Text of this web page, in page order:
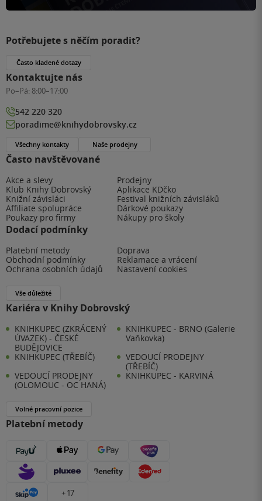
Často navštěvované
Akce a slevy
Prodejny
Klub Knihy Dobrovský
Aplikace KDčko
Knižní závisláci
Festival knižních závisláků
Affiliate spolupráce
Dárkové poukazy
Poukazy pro firmy
Nákupy pro školy
Dodací podmínky
Platební metody
Doprava
Obchodní podmínky
Reklamace a vrácení
Ochrana osobních údajů
Nastavení cookies
Vše důležité
Kariéra v Knihy Dobrovský
KNIHKUPEC (ZKRÁCENÝ
ÚVAZEK) - ČESKÉ
BUDĚJOVICE
KNIHKUPEC - BRNO (Galerie
Vaňkovka)
KNIHKUPEC (TŘEBÍČ)
VEDOUCÍ PRODEJNY
(TŘEBÍČ)
VEDOUCÍ PRODEJNY
(OLOMOUC - OC HANÁ)
KNIHKUPEC - KARVINÁ
Volné pracovní pozice
Platební metody
+ 17
Potřebujete s něčím poradit?
Často kladené dotazy
Kontaktujte nás
Po–Pá: 8:00–17:00
542 220 320
poradime@knihydobrovsky.cz
Všechny kontakty Naše prodejny